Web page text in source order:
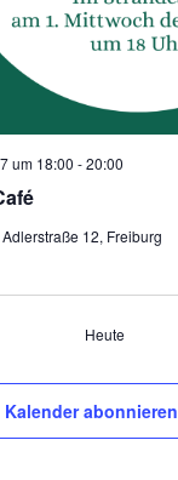
um 18:00 -20:00
Adlerstraße 12, Freiburg
Heute
Kalender abonnieren